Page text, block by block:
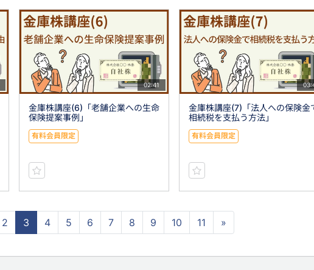
02:41
金庫株講座(6)「老舗企業への生命
保険提案事例」
有料会員限定
金庫株講座(7)「法人への保険金
相続税を支払う方法」
有料会員限定
2 3 4 5 6 7 8 9 10 11 »